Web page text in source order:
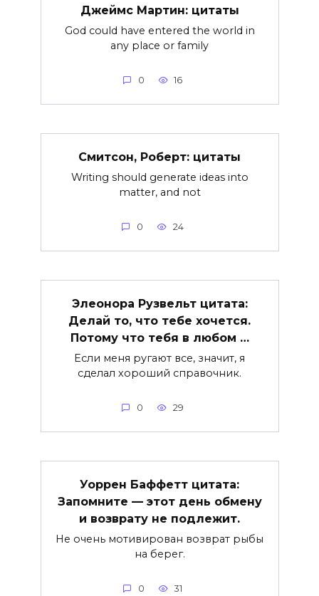
Джеймс Мартин: цитаты
God could have entered the world in
any place or family
0 16
Смитсон, Роберт: цитаты
Writing should generate ideas into
matter, and not
0 24
Элеонора Рузвельт цитата:
Делай то, что тебе хочется.
Потому что тебя в любом …
Если меня ругают все, значит, я
сделал хороший справочник.
0 29
Уоррен Баффетт цитата:
Запомните — этот день обмену
и возврату не подлежит.
Не очень мотивирован возврат рыбы
на берег.
0 31